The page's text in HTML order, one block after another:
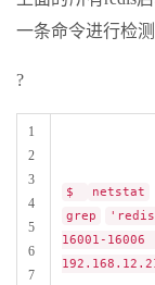
一条命令进行检测
?
1
2
3
4
5
6
7
$ netstat
grep
16001-